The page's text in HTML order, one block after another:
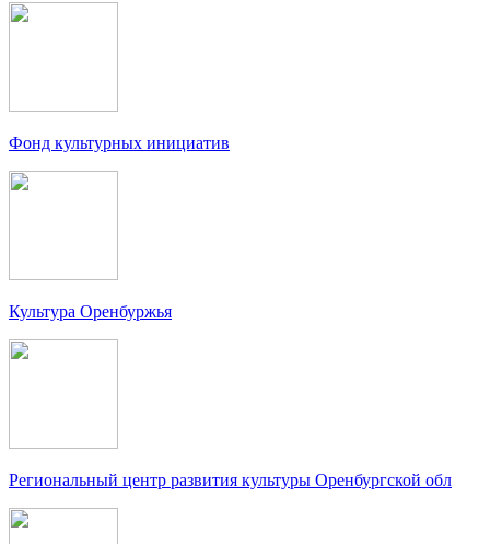
Фонд культурных инициатив
Культура Оренбуржья
Региональный центр развития культуры Оренбургской обл